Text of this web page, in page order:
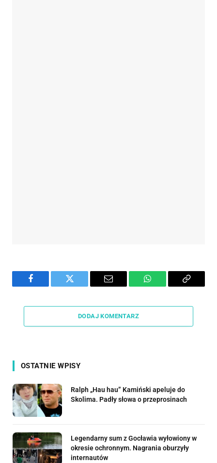
Facebook Twitter Email WhatsAppCopy
DODAJ KOMENTARZ
OSTATNIE WPISY
Ralph „Hau hau” Kamiński apeluje do
Skolima. Padły słowa o przeprosinach
Legendarny sum z Gocławia wyłowiony w
okresie ochronnym. Nagrania oburzyły
internautów